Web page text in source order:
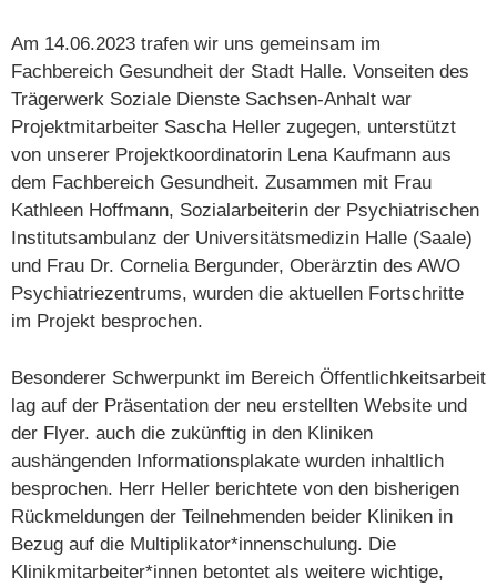
Am 14.06.2023 trafen wir uns gemeinsam im
Fachbereich Gesundheit der Stadt Halle. Vonseiten des
Trägerwerk Soziale Dienste Sachsen-Anhalt war
Projektmitarbeiter Sascha Heller zugegen, unterstützt
von unserer Projektkoordinatorin Lena Kaufmann aus
dem Fachbereich Gesundheit. Zusammen mit Frau
Kathleen Hoffmann, Sozialarbeiterin der Psychiatrischen
Institutsambulanz der Universitätsmedizin Halle (Saale)
und Frau Dr. Cornelia Bergunder, Oberärztin des AWO
Psychiatriezentrums, wurden die aktuellen Fortschritte
im Projekt besprochen.
Besonderer Schwerpunkt im Bereich Öffentlichkeitsarbeit
lag auf der Präsentation der neu erstellten Website und
der Flyer. auch die zukünftig in den Kliniken
aushängenden Informationsplakate wurden inhaltlich
besprochen. Herr Heller berichtete von den bisherigen
Rückmeldungen der Teilnehmenden beider Kliniken in
Bezug auf die Multiplikator*innenschulung. Die
Klinikmitarbeiter*innen betontet als weitere wichtige,